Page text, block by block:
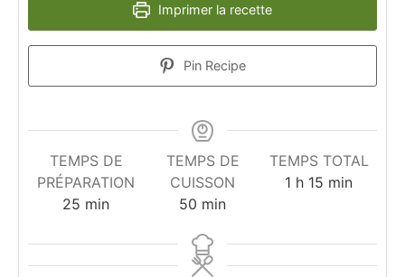
Imprimer la recette
Pin Recipe
TEMPS DE
PRÉPARATION
25 minutes
min
TEMPS DE
CUISSON
50 minutes
min
TEMPS TOTAL
1 heure
h 15 minutes
min